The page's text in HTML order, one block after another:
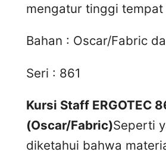
mengatur tinggi tempat
Bahan : Oscar/Fabric
Seri : 861
Kursi Staff ERGOTEC
(Oscar/Fabric)Seperti
diketahui bahwa